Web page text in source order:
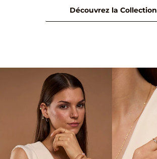
Découvrez la Collection